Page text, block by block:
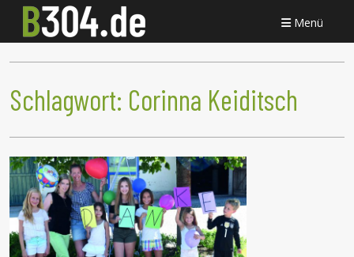
Menü
Schlagwort: Corinna Keiditsch